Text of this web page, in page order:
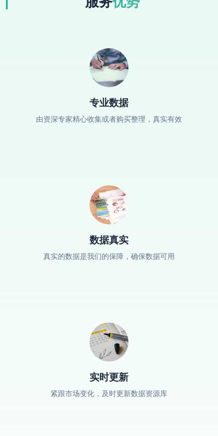
专业数据
由资深专家精心收集或者购买整理，真实有效
数据真实
真实的数据是我们的保障，确保数据可用
实时更新
紧跟市场变化，及时更新数据资源库